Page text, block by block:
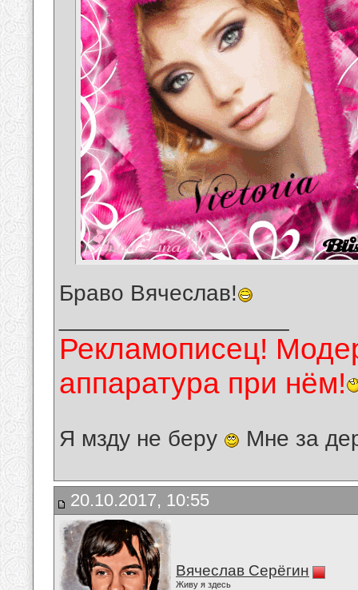
Браво Вячеслав!
Рекламописец!
аппаратура при нём!
Я мзду не беру Мне за
20.10.2017, 10:55
Вячеслав Серёгин
Живу я здесь